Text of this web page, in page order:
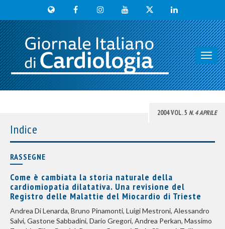
2004 VOL. 5 N. 4 APRILE
Indice
RASSEGNE
Come è cambiata la storia naturale della
cardiomiopatia dilatativa. Una revisione del
Registro delle Malattie del Miocardio di Trieste
Andrea Di Lenarda, Bruno Pinamonti, Luigi Mestroni, Alessandro
Salvi, Gastone Sabbadini, Dario Gregori, Andrea Perkan, Massimo